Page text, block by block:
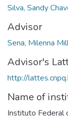
Silva, Sandy
Advisor
Sena, Milenna
Advisor's
http://
Name of
Instituto Federal